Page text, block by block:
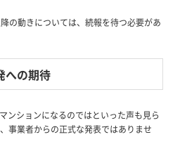
の動きについては、続報を待つ必要があ
への期待
ンションになるのではといった声も見ら
事業者からの正式な発表ではありませ